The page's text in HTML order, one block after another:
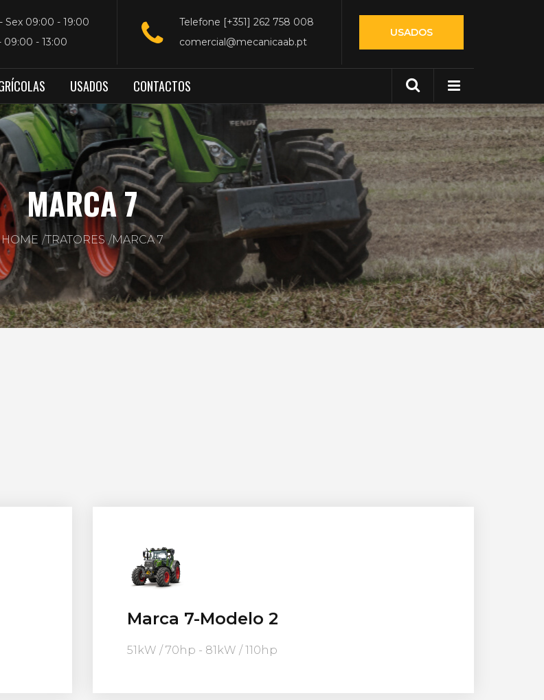
USADOS
Telefone [+351] 262 758 008
comercial@mecanicaab.pt
Sex 09:00 - 19:00
09:00 - 13:00
USADOS CONTACTOS
MARCA 7
HOME TRATORES MARCA 7
Marca 7-Modelo 2
51kW / 70hp - 81kW / 110hp